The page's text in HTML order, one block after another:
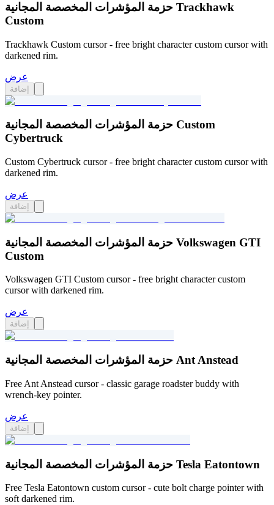
حزمة المؤشرات المخصصة المجانية Trackhawk
Custom
Trackhawk Custom cursor - free bright character custom cursor with
darkened rim.
عرض
إضافة
حزمة المؤشرات المخصصة المجانية Custom
Cybertruck
Custom Cybertruck cursor - free bright character custom cursor with
darkened rim.
عرض
إضافة
حزمة المؤشرات المخصصة المجانية Volkswagen GTI
Custom
Volkswagen GTI Custom cursor - free bright character custom
cursor with darkened rim.
عرض
إضافة
حزمة المؤشرات المخصصة المجانية Ant Anstead
Free Ant Anstead cursor - classic garage roadster buddy with
wrench-key pointer.
عرض
إضافة
حزمة المؤشرات المخصصة المجانية Tesla Eatontown
Free Tesla Eatontown custom cursor - cute bolt charge pointer with
soft darkened rim.